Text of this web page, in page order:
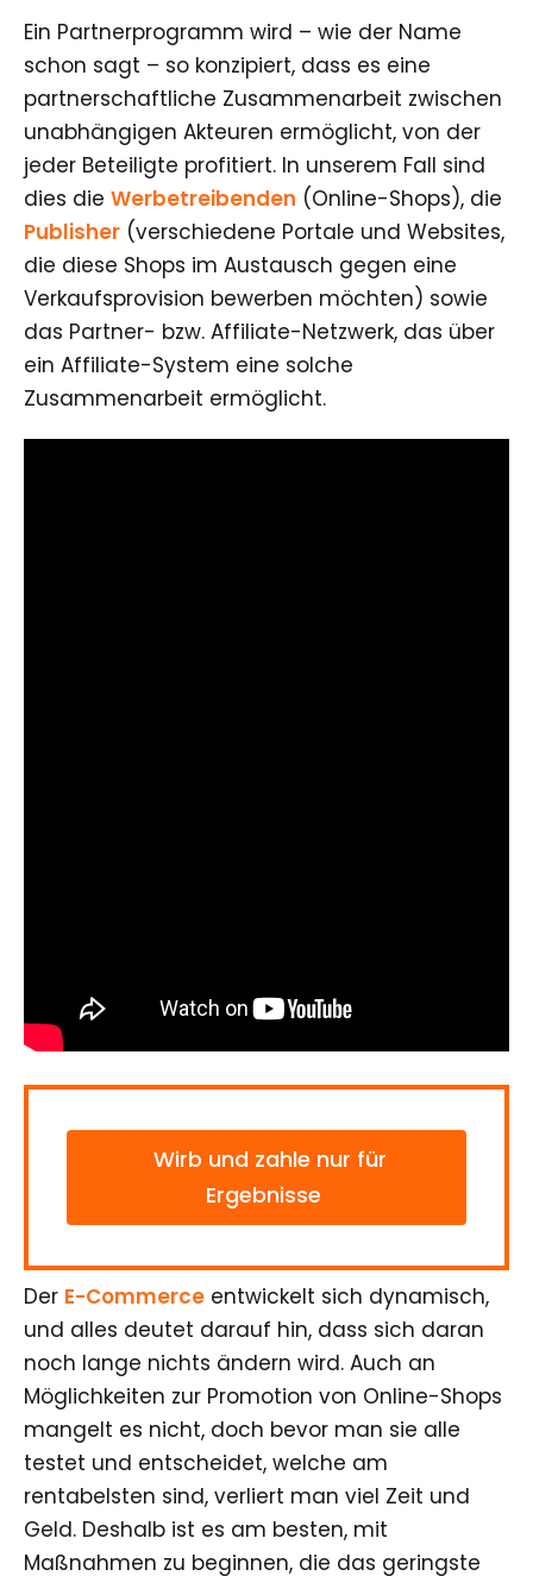
Ein Partnerprogramm wird – wie der Name
schon sagt – so konzipiert, dass es eine
partnerschaftliche Zusammenarbeit zwischen
unabhängigen Akteuren ermöglicht, von der
jeder Beteiligte profitiert. In unserem Fall sind
dies die Werbetreibenden (Online-Shops), die
Publisher (verschiedene Portale und Websites,
die diese Shops im Austausch gegen eine
Verkaufsprovision bewerben möchten) sowie
das Partner- bzw. Affiliate-Netzwerk, das über
ein Affiliate-System eine solche
Zusammenarbeit ermöglicht.
Wirb und zahle nur für
Ergebnisse
Der E-Commerce entwickelt sich dynamisch,
und alles deutet darauf hin, dass sich daran
noch lange nichts ändern wird. Auch an
Möglichkeiten zur Promotion von Online-Shops
mangelt es nicht, doch bevor man sie alle
testet und entscheidet, welche am
rentabelsten sind, verliert man viel Zeit und
Geld. Deshalb ist es am besten, mit
Maßnahmen zu beginnen, die das geringste